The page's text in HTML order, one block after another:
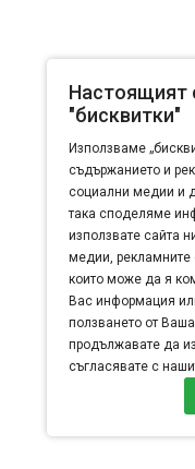
Настоящият
"бисквитки"
Използваме
съдържанието и
социални медии и
така споделяме
използвате сайта
медии, рекламните
които може да я
Вас информация
ползването от
продължавате да
съгласявате с